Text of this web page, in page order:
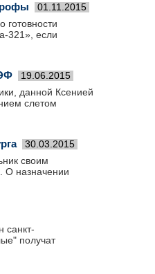
01.11.2015
готовности
321», если
19.06.2015
данной Ксенией
слетом
30.03.2015
своим
О назначении
санкт-
получат